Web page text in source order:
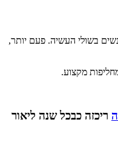
בשולי העשיה. פעם יותר,
מקצוע.
ריכזה כבכל שנה ליאור